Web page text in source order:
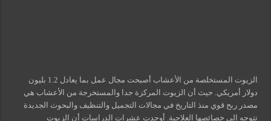
الزيوت المستخلصة من الأعشاب أصبحت مجال عمل بما يعادل 1.2 بليون
دولار أمريكي. حيث أن الزيوت المركزة جدا والمستخرجة من الأعشاب هي
مصدر ربح قوي منذ التاريخ في مجالات التجميل والتنظيف والبحوث الجديدة
تتوجه إلى خصائصها العلاجية. أوجدت عشرات الدراسات أن الزيوت